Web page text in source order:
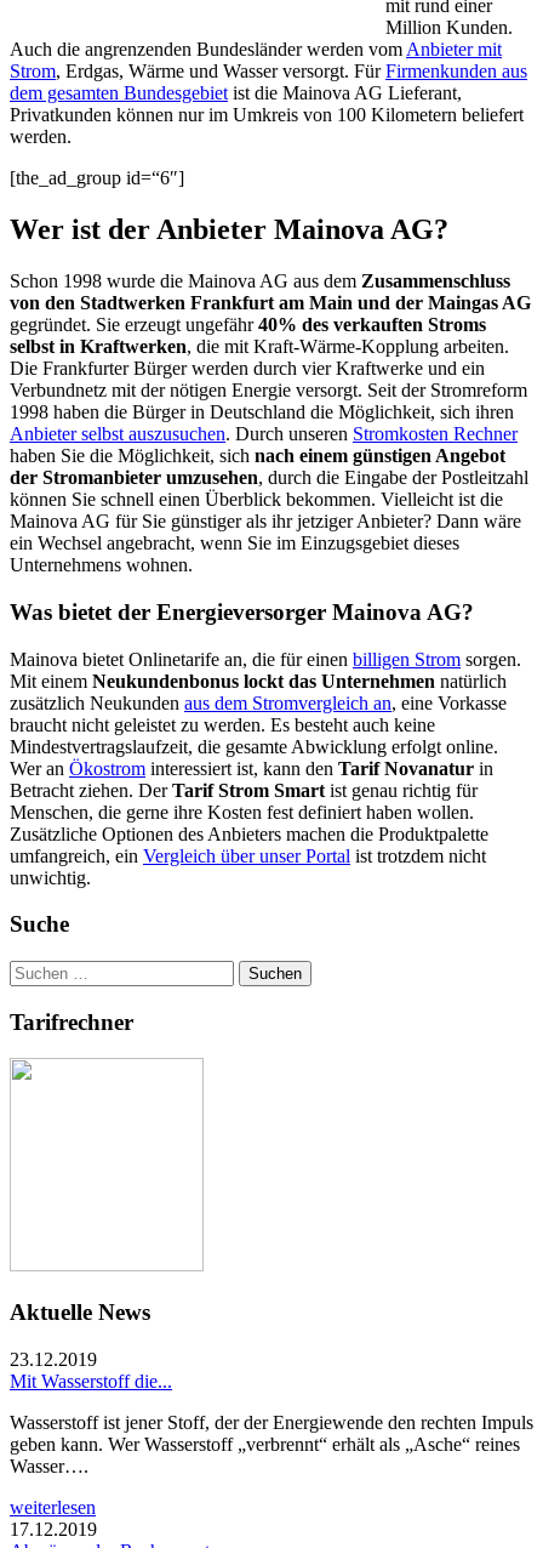
mit rund einer
Million Kunden.
Auch die angrenzenden Bundesländer werden vom Anbieter mit
Strom, Erdgas, Wärme und Wasser versorgt. FürFirmenkunden aus
dem gesamten Bundesgebiet ist die Mainova AG Lieferant,
Privatkunden können nur im Umkreis von 100 Kilometern beliefert
werden.
[the_ad_group id=“6″]
Wer ist der Anbieter Mainova AG?
Schon 1998 wurde die Mainova AG aus dem Zusammenschluss
von den Stadtwerken Frankfurt am Main und der Maingas AG
gegründet. Sie erzeugt ungefähr40% des verkauften Stroms
selbst in Kraftwerken, die mit Kraft-Wärme-Kopplung arbeiten.
Die Frankfurter Bürger werden durch vier Kraftwerke und ein
Verbundnetz mit der nötigen Energie versorgt. Seit der Stromreform
1998 haben die Bürger in Deutschland die Möglichkeit, sich ihren
Anbieter selbst auszusuchen. Durch unseren Stromkosten Rechner
haben Sie die Möglichkeit, sich nach einem günstigen Angebot
der Stromanbieter umzusehen, durch die Eingabe der Postleitzahl
können Sie schnell einen Überblick bekommen. Vielleicht ist die
Mainova AG für Sie günstiger als ihr jetziger Anbieter? Dann wäre
ein Wechsel angebracht, wenn Sie im Einzugsgebiet dieses
Unternehmens wohnen.
Was bietet der Energieversorger Mainova AG?
Mainova bietet Onlinetarife an, die für einen billigen Strom sorgen.
Mit einem Neukundenbonus lockt das Unternehmen natürlich
zusätzlich Neukunden aus dem Stromvergleich an, eine Vorkasse
braucht nicht geleistet zu werden. Es besteht auch keine
Mindestvertragslaufzeit, die gesamte Abwicklung erfolgt online.
Wer an Ökostrom interessiert ist, kann den Tarif Novanatur in
Betracht ziehen. DerTarif Strom Smart ist genau richtig für
Menschen, die gerne ihre Kosten fest definiert haben wollen.
Zusätzliche Optionen des Anbieters machen die Produktpalette
umfangreich, ein Vergleich über unser Portal ist trotzdem nicht
unwichtig.
Suche
Suchen
nach:
Tarifrechner
Aktuelle News
23.12.2019
Mit Wasserstoff die...
Wasserstoff ist jener Stoff, der der Energiewende den rechten Impuls
geben kann. Wer Wasserstoff „verbrennt“ erhält als „Asche“ reines
Wasser….
weiterlesen
17.12.2019